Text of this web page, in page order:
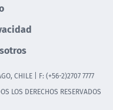
CHILE | F: (+56-2)2707 7777
LOS DERECHOS RESERVADOS